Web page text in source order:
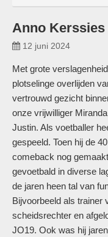
Anno Kerssies
12 juni 2024
Met grote
plotselinge overlijden
vertrouwd gezicht
onze vrijwilliger
Justin. Als voetballer
gespeeld. Toen hij de
comeback nog
gevoetbald in diverse
de jaren heen tal van
Bijvoorbeeld als trainer
scheidsrechter en
JO19. Ook was hij